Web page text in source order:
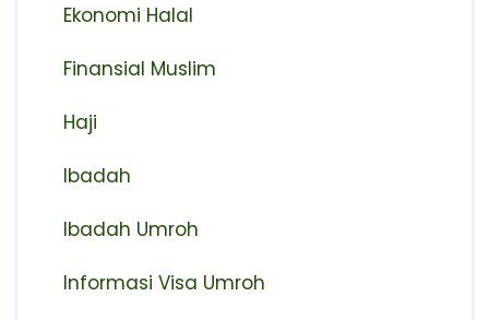
Ekonomi Halal
Finansial Muslim
Haji
Ibadah
Ibadah Umroh
Informasi Visa Umroh